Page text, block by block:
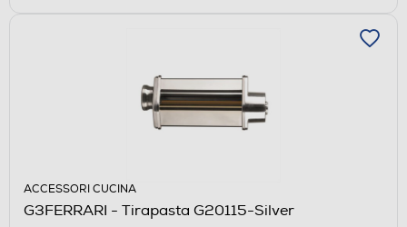
ACCESSORI CUCINA
G3FERRARI - Tirapasta G20115-Silver